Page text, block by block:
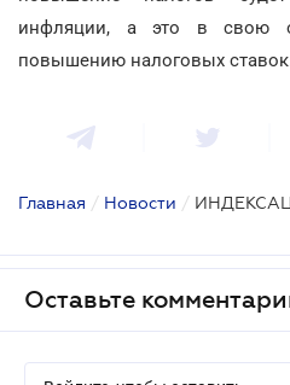
инфляции, а это в свою
повышению налоговых
Главная / Новости /
Оставьте